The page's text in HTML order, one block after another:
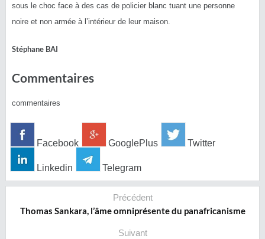
sous le choc face à des cas de policier blanc tuant une personne
noire et non armée à l’intérieur de leur maison.
Stéphane BAI
Commentaires
commentaires
Facebook GooglePlus Twitter
Linkedin Telegram
Précédent
Thomas Sankara, l’âme omniprésente du panafricanisme
Suivant